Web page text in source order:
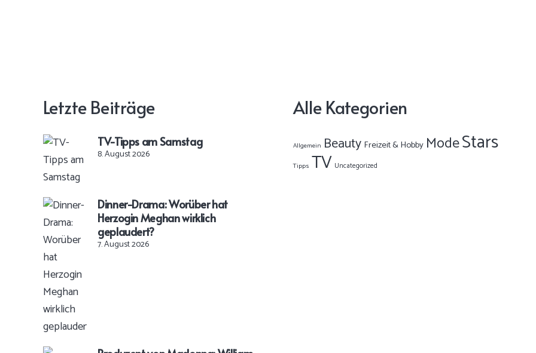
Letzte Beiträge
TV-Tipps am Samstag
8. August 2026
Dinner-Drama: Worüber hat
Herzogin Meghan wirklich
geplaudert?
7. August 2026
Alle Kategorien
Allgemein Beauty Freizeit & Hobby ModeStars
Tipps TV Uncategorized